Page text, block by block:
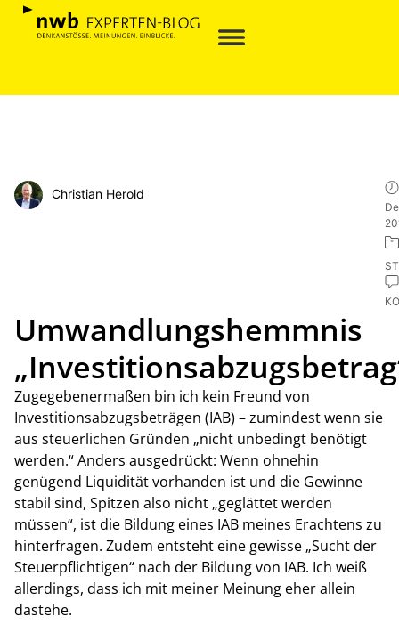
Christian Herold
Umwandlungshemmnis
Zugegebenermaßen bin ich kein Freund von
Investitionsabzugsbeträgen (IAB) – zumindest wenn sie
aus steuerlichen Gründen „nicht unbedingt benötigt
werden.“ Anders ausgedrückt: Wenn ohnehin
genügend Liquidität vorhanden ist und die Gewinne
stabil sind, Spitzen also nicht „geglättet werden
müssen“, ist die Bildung eines IAB meines Erachtens zu
hinterfragen. Zudem entsteht eine gewisse „Sucht der
Steuerpflichtigen“ nach der Bildung von IAB. Ich weiß
allerdings, dass ich mit meiner Meinung eher allein
dastehe.